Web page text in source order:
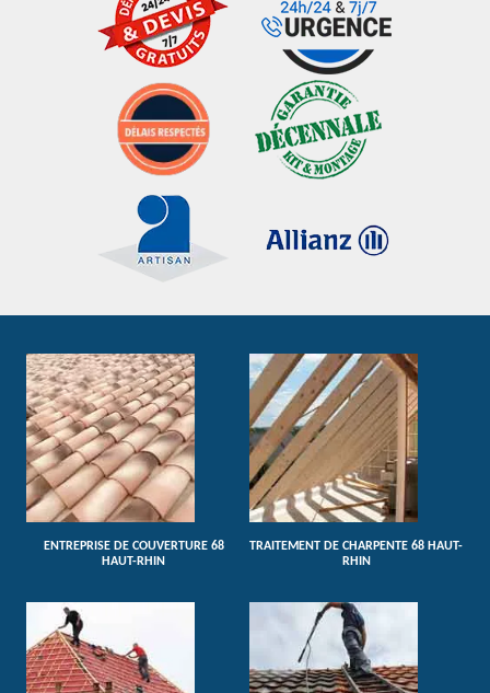
ENTREPRISE DE COUVERTURE 68
HAUT-RHIN
TRAITEMENT DE CHARPENTE 68 HAUT-
RHIN